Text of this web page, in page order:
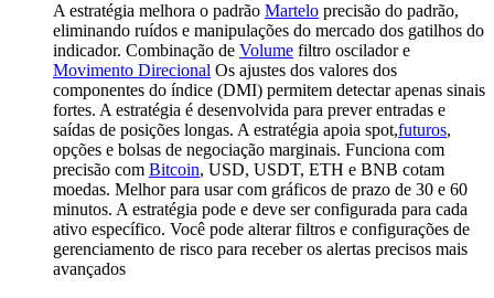
A estratégia melhora o padrão Martelo precisão do padrão,
eliminando ruídos e manipulações do mercado dos gatilhos do
indicador. Combinação de Volume filtro oscilador e
Movimento Direcional Os ajustes dos valores dos
componentes do índice (DMI) permitem detectar apenas sinais
fortes. A estratégia é desenvolvida para prever entradas e
saídas de posições longas. A estratégia apoia spot,futuros,
opções e bolsas de negociação marginais. Funciona com
precisão com Bitcoin, USD, USDT, ETH e BNB cotam
moedas. Melhor para usar com gráficos de prazo de 30 e 60
minutos. A estratégia pode e deve ser configurada para cada
ativo específico. Você pode alterar filtros e configurações de
gerenciamento de risco para receber os alertas precisos mais
avançados